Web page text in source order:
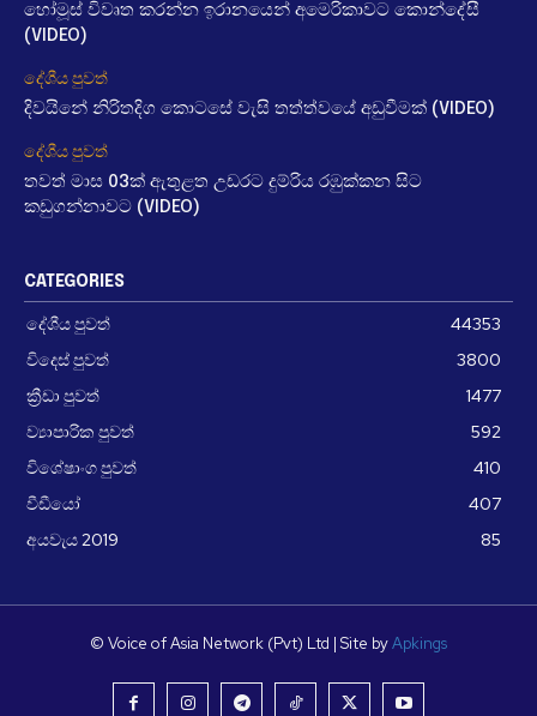
හෝමූස් විවෘත කරන්න ඉරානයෙන් අමෙරිකාවට කොන්දේසී
(VIDEO)
දේශීය පුවත්
දිවයිනේ නිරිතදිග කොටසේ වැසි තත්ත්වයේ අඩුවීමක් (VIDEO)
දේශීය පුවත්
තවත් මාස 03ක් ඇතුළත උඩරට දුම්රිය රඹුක්කන සිට
කඩුගන්නාවට (VIDEO)
CATEGORIES
දේශීය පුවත්
44353
විදෙස් පුවත්
3800
ක්‍රීඩා පුවත්
1477
ව්‍යාපාරික පුවත්
592
විශේෂාංග පුවත්
410
වීඩීයෝ
407
අයවැය 2019
85
© Voice of Asia Network (Pvt) Ltd | Site byApkings